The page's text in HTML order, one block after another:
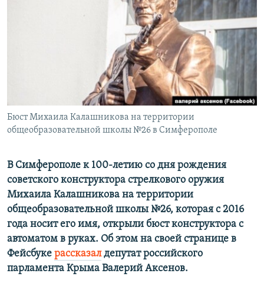
УКРАИНСКАЯ ПРОБЛЕМА КРЫМА
Все сайты RFE/RL
Бюст Михаила Калашникова на территории
общеобразовательной школы №26 в Симферополе
В Симферополе к 100-летию со дня рождения
советского конструктора стрелкового оружия
Михаила Калашникова на территории
общеобразовательной школы №26, которая c 2016
года носит его имя, открыли бюст конструктора с
автоматом в руках. Об этом на своей странице в
Фейсбуке рассказалдепутат российского
парламента Крыма Валерий Аксенов.